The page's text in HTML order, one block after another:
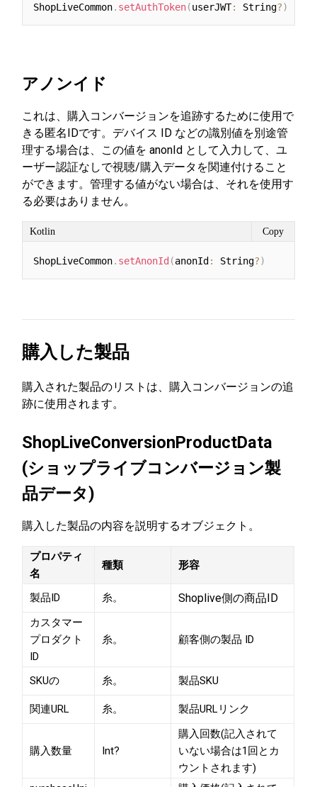
ShopLiveCommon. setAuthToken(userJWT: String?)
アノンイド
これは、購入コンバージョンを追跡するために使用で
きる匿名IDです。デバイス ID などの識別値を別途管
理する場合は、この値を anonId として入力して、ユ
ーザー認証なしで視聴/購入データを関連付けること
ができます。管理する値がない場合は、それを使用す
る必要はありません。
ShopLiveCommon. setAnonId (anonId : String?)
Kotlin Copy
購入した製品
購入された製品のリストは、購入コンバージョンの追
跡に使用されます。
ShopLiveConversionProductData
(ショップライブコンバージョン製
品データ)
購入した製品の内容を説明するオブジェクト。
プロパティ
名
種類 形容
製品ID 糸。 Shoplive側の商品ID
カスタマー
プロダクト
ID
糸。 顧客側の製品 ID
SKUの 糸。 製品SKU
関連URL 糸。 製品URLリンク
購入数量 Int?
購入回数(記入されて
いない場合は1回とカ
ウントされます)